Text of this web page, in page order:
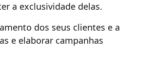
a exclusividade delas.
dos seus clientes e a
e elaborar campanhas